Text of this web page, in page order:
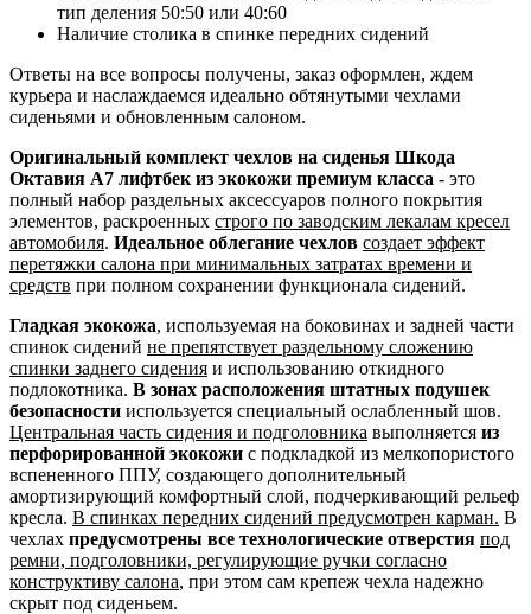
тип деления 50:50 или 40:60
Наличие столика в спинке передних сидений
Ответы на все вопросы получены, заказ оформлен, ждем
курьера и наслаждаемся идеально обтянутыми чехлами
сиденьями и обновленным салоном.
Оригинальный комплект чехлов на сиденья Шкода
Октавия А7 лифтбек из экокожи премиум класса - это
полный набор раздельных аксессуаров полного покрытия
элементов, раскроенных строго по заводским лекалам кресел
автомобиля. Идеальное облегание чехлов создает эффект
перетяжки салона при минимальных затратах времени и
средств при полном сохранении функционала сидений.
Гладкая экокожа, используемая на боковинах и задней части
спинок сидений не препятствует раздельному сложению
спинки заднего сидения и использованию откидного
подлокотника. В зонах расположения штатных подушек
безопасности используется специальный ослабленный шов.
Центральная часть сидения и подголовника выполняется из
перфорированной экокожи с подкладкой из мелкопористого
вспененного ППУ, создающего дополнительный
амортизирующий комфортный слой, подчеркивающий рельеф
кресла. В спинках передних сидений предусмотрен карман. В
чехлах предусмотрены все технологические отверстия под
ремни, подголовники, регулирующие ручки согласно
конструктиву салона, при этом сам крепеж чехла надежно
скрыт под сиденьем.